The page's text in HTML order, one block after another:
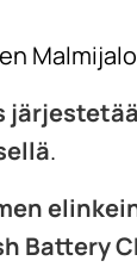
.
Battery